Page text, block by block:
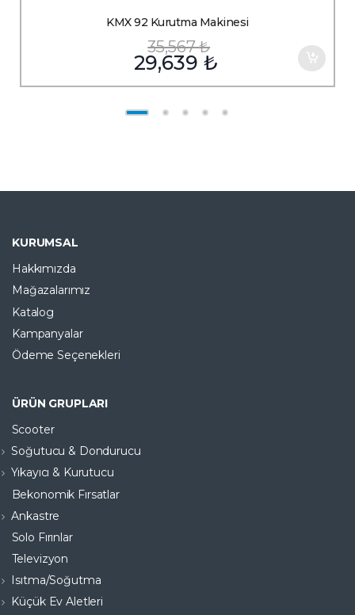
KMX 92 Kurutma Makinesi
35,567₺
29,639 ₺
KURUMSAL
Hakkımızda
Mağazalarımız
Katalog
Kampanyalar
Ödeme Seçenekleri
ÜRÜN GRUPLARI
Scooter
Soğutucu & Dondurucu
Yıkayıcı & Kurutucu
Bekonomik Fırsatlar
Ankastre
Solo Fırınlar
Televizyon
Isıtma/Soğutma
Küçük Ev Aletleri